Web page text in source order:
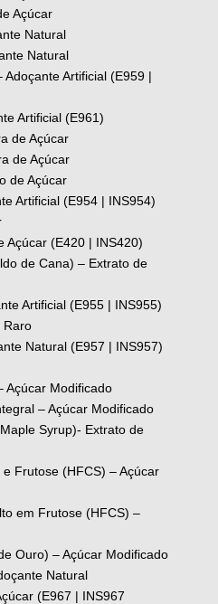
Açúcar
Natural
Natural
Adoçante Artificial (E959 |
Artificial (E961)
de Açúcar
de Açúcar
de Açúcar
Artificial (E954 | INS954)
Açúcar (E420 | INS420)
de Cana) – Extrato de
Artificial (E955 | INS955)
Raro
Natural (E957 | INS957)
Açúcar Modificado
– Açúcar Modificado
Syrup)- Extrato de
Frutose (HFCS) – Açúcar
em Frutose (HFCS) –
Ouro) – Açúcar Modificado
Natural
(E967 | INS967